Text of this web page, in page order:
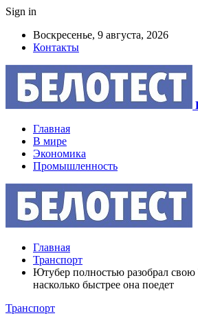
Sign in
Воскресенье, 9 августа, 2026
Контакты
Главная
В мире
Экономика
Промышленность
Главная
Транспорт
Ютубер полностью разобрал свою
насколько быстрее она поедет
Транспорт